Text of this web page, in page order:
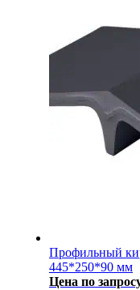
Профильный
445*250*90 мм
Цена по